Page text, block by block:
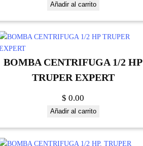
Añadir al carrito
BOMBA CENTRIFUGA 1/2 HP
TRUPER EXPERT
$ 0.00
Añadir al carrito